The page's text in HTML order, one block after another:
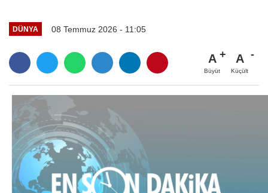
DÜNYA 08 Temmuz 2026 - 11:05
A
Büyüt
A
Küçült